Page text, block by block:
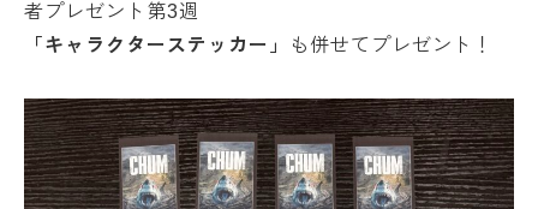
者プレゼント第3週
「キャラクターステッカー」
も併せてプレゼント！